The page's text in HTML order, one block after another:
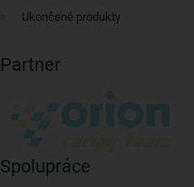
Ukončené produkty
Partner
Spolupráce